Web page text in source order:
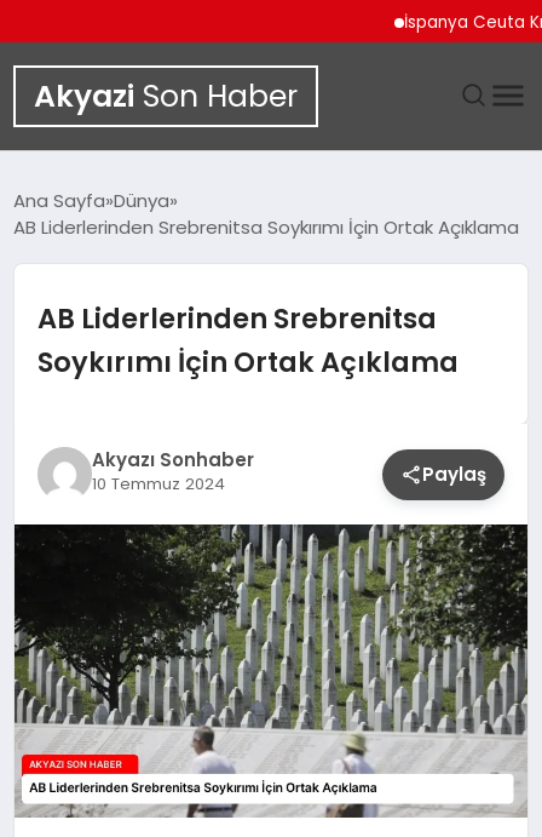
İspanya Ceuta
Akyazi Son Haber
DÜNYA
EKONOMI
TEKNOLOJI
Ana Sayfa Dünya
AB Liderlerinden Srebrenitsa Soykırımı İçin Ortak Açıklama
AB Liderlerinden Srebrenitsa
Soykırımı İçin Ortak Açıklama
Akyazı Sonhaber
10 Temmuz 2024 Paylaş